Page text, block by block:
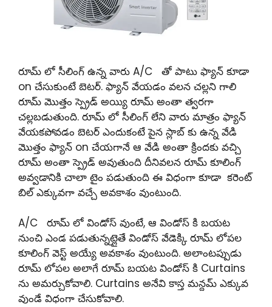
రూమ్ లో సీలింగ్ ఉన్న వారు A/C తో పాటు ఫ్యాన్ కూడా
on చేసుకుంటే బెటర్. ఫ్యాన్ వేయడం వలన చల్లని గాలి
రూమ్ మొత్తం స్ప్రెడ్ అయ్యి రూమ్ అంతా త్వరగా
చల్లబడుతుంది. రూమ్ లో సీలింగ్ లేని వారు మాత్రం ఫ్యాన్
వేయకపోవడం బెటర్ ఎందుకంటే పైన స్లాబ్ కు ఉన్న వేడి
మొత్తం ఫ్యాన్ on చేయగానే ఆ వేడి అంతా క్రిందకు వచ్చి
రూమ్ అంతా స్ప్రెడ్ అవుతుంది దీనివలన రూమ్ కూలింగ్
అవ్వడానికి చాలా టైం పడుతుంది ఈ విధంగా కూడా కరెంట్
బిల్ ఎక్కువగా వచ్చే అవకాశం వుంటుంది.
A/C రూమ్ లో విండోస్ వుంటే, ఆ విండోస్ కి బయట
నుంచి ఎండ పడుతున్నట్లైతే విండోస్ వేడెక్కి రూమ్ లోపల
కూలింగ్ వెస్ట్ అయ్యే అవకాశం వుంటుంది. అలాంటప్పుడు
రూమ్ లోపల అలాగే రూమ్ బయట విండోస్ కి Curtains
ను అమర్చుకోవాలి. Curtains అనేవి కాస్త మన్దమ్ ఎక్కువ
వుండే విధంగా చేసుకోవాలి.